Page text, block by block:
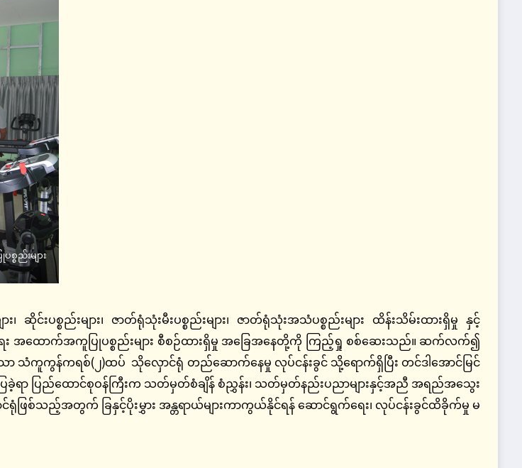
ည်းများ
င်းပစ္စည်းများ၊ ဇာတ်ရုံသုံးမီးပစ္စည်းများ၊ ဇာတ်ရုံသုံးအသံပစ္စည်းများ ထိန်းသိမ်းထားရှိမှု နှင့်
း အထောက်အကူပြုပစ္စည်းများ စီစဉ်ထားရှိမှု အခြေအနေတို့ကို ကြည့်ရှု စစ်ဆေးသည်။ ဆက်လက်၍
သံကူကွန်ကရစ်(၂)ထပ် သိုလှောင်ရုံ တည်ဆောက်နေမှု လုပ်ငန်းခွင် သို့ရောက်ရှိပြီး တင်ဒါအောင်မြင်
ရာ ပြည်ထောင်စုဝန်ကြီးက သတ်မှတ်စံချိန် စံညွှန်း၊ သတ်မှတ်နည်းပညာများနှင့်အညီ အရည်အသွေး
ဖြစ်သည့်အတွက် ခြနှင့်ပိုးမွှား အန္တရာယ်များကာကွယ်နိုင်ရန် ဆောင်ရွက်ရေး၊ လုပ်ငန်းခွင်ထိခိုက်မှု မ